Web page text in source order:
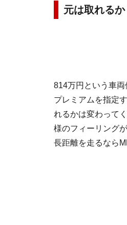
元は取れるか
814万円という車
プレミアムを指定
れるかは変わって
様のフィーリング
長距離を走るなら